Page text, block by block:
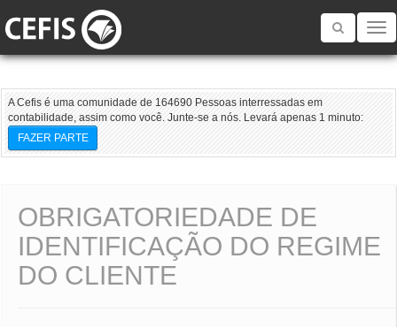
Toggle
A Cefis é uma comunidade de 164690 Pessoas interressadas em
contabilidade, assim como você. Junte-se a nós. Levará apenas 1 minuto:
FAZER PARTE
OBRIGATORIEDADE DE
IDENTIFICAÇÃO DO REGIME
DO CLIENTE